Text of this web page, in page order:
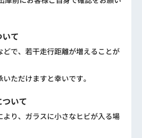
て
どで、若干走行距離が増えることが
ただけますと幸いです。
いて
より、ガラスに小さなヒビが入る場